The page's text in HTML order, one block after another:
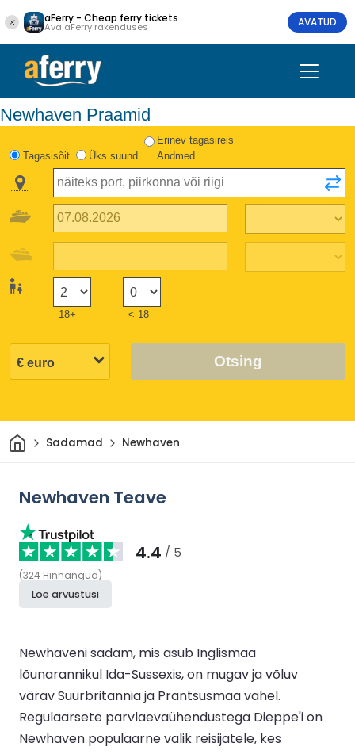
aFerry - Cheap ferry tickets
Ava aFerry rakenduses AVATUD
Newhaven Praamid
Tagasisõit Üks suund
Erinev tagasireis
Andmed
18+ < 18
Otsing
Avaleht
Sadamad Newhaven
Newhaven Teave
4.4 / 5
(324 Hinnangud)
Loe arvustusi
Newhaveni sadam, mis asub Inglismaa
lõunarannikul Ida-Sussexis, on mugav ja võluv
värav Suurbritannia ja Prantsusmaa vahel.
Regulaarsete parvlaevaühendustega Dieppe'i on
Newhaven populaarne valik reisijatele, kes